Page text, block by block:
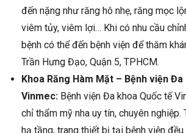
đến nặng như răng hô nhẹ, răng mọc
viêm tủy, viêm lợi… Khi có nhu cầu
bệnh có thể đến bệnh viện để thăm
Trần Hưng Đạo, Quận 5, TPHCM.
Khoa Răng Hàm Mặt – Bệnh viện
Vinmec: Bệnh viện Đa khoa Quốc tế
chỉ thẩm mỹ nha uy tín, chuyên
hạ tầng, trang thiết bị tại bệnh viện